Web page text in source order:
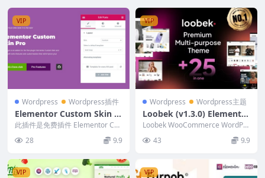
VIP
Wordpress Wordpress插件
Elementor Custom Skin P
ro v3.2.5 (Activated)
此插件是免费插件 Elementor Cus
tom Skin 的插件，并附带额外...
28 9.9
VIP
Wordpress Wordpress主题
Loobek (v1.3.0) Elementor
Multipurpose WooComm
erce Theme
Loobek WooCommerce WordPre
43 9.9
VIP VIP